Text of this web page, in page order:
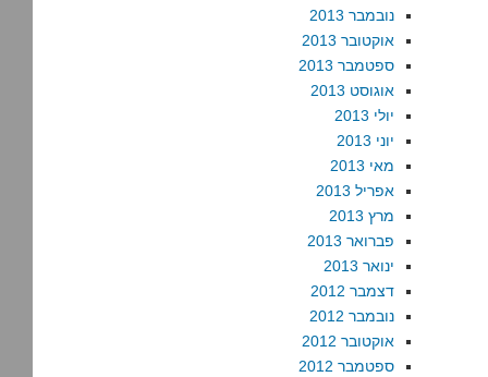
נובמבר 2013
אוקטובר 2013
ספטמבר 2013
אוגוסט 2013
יולי 2013
יוני 2013
מאי 2013
אפריל 2013
מרץ 2013
פברואר 2013
ינואר 2013
דצמבר 2012
נובמבר 2012
אוקטובר 2012
ספטמבר 2012